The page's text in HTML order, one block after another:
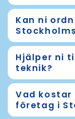
Kan ni
Hjälper ni
teknik?
Vad
företag i